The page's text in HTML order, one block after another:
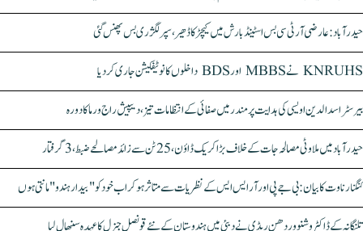
حیدرآباد: عارضی آر ٹی سی بس اسٹینڈ بارش میں کیچڑ کا ڈھیر، سپر لگژری بس پھنس گئی
KNRUHS نے MBBS اور BDS داخلوں کا نوٹیفکیشن جاری کر دیا
بیرسٹر اسدالدین اویسی کی ہدایت پر مندر میں صفائی کے انتظامات تیز، دیپیش راج ورما کا دورہ
حیدرآباد میں ملاوٹی مصالحہ جات کے خلاف بڑا کریک ڈاؤن، 25 ٹن سے زائد مصالحے ضبط، 3 گرفتار
کنگنا رناوت کا بیان: بی جے پی اور آر ایس ایس کے نظریات سے متاثر ہو کر اب خود کو "بیدار ہندو" مانتی ہوں
تلنگانہ کے ڈاکٹر وشنو وردھن ریڈی نے دبئی میں ہندوستان کے نئے قونصل جنرل کا عہدہ سنبھال لیا